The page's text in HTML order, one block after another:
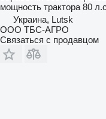
мощность трактора 80
Украина, Lutsk
ООО ТБС-АГРО
Связаться с продавцом